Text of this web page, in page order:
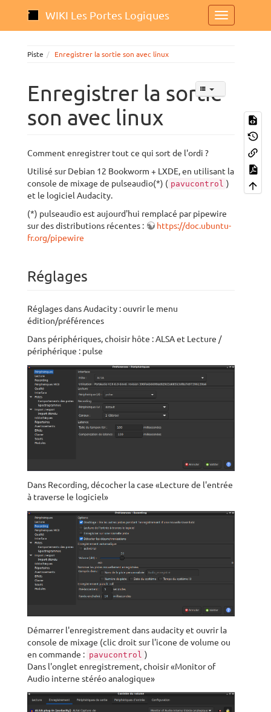
WIKI Les Portes Logiques
Piste Enregistrer la sortie son avec linux
Enregistrer la sortie
son avec linux
Comment enregistrer tout ce qui sort de l'ordi ?
Utilisé sur Debian 12 Bookworm + LXDE, en utilisant la
console de mixage de pulseaudio(*) ( pavucontrol )
et le logiciel Audacity.
(*) pulseaudio est aujourd'hui remplacé par pipewire
sur des distributions récentes :
https://doc.ubuntu-
fr.org/pipewire
Réglages
Réglages dans Audacity : ouvrir le menu
édition/préférences
Dans périphériques, choisir hôte : ALSA et Lecture /
périphérique : pulse
Dans Recording, décocher la case «Lecture de l'entrée
à traverse le logiciel»
Démarrer l'enregistrement dans audacity et ouvrir la
console de mixage (clic droit sur l'icone de volume ou
en commande : pavucontrol )
Dans l'onglet enregistrement, choisir «Monitor of
Audio interne stéréo analogique»